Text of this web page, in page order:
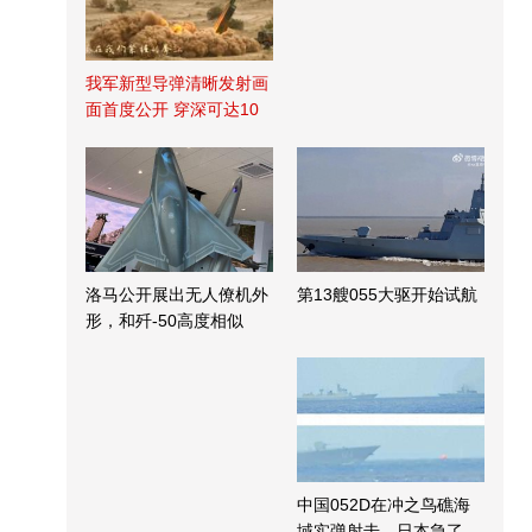
我军新型导弹清晰发射画
面首度公开 穿深可达10
洛马公开展出无人僚机外
形，和歼-50高度相似
第13艘055大驱开始试航
中国052D在冲之鸟礁海